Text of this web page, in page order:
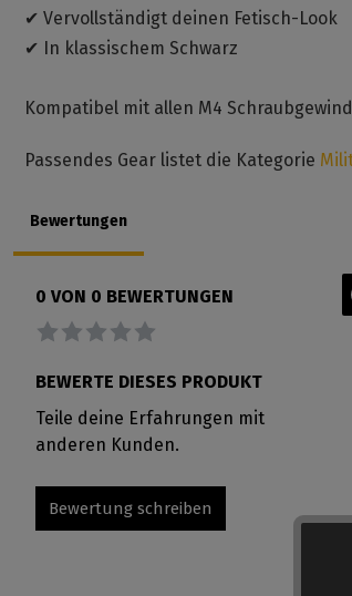
✔ Vervollständigt deinen Fetisch-Look
✔ In klassischem Schwarz
Kompatibel mit allen M4
Passendes Gear listet die Kategorie
Bewertungen
0 VON 0 BEWERTUNGEN
Durchschnittliche Bewertung von 0
BEWERTE DIESES PRODUKT
Teile deine Erfahrungen mit
anderen Kunden.
Bewertung schreiben